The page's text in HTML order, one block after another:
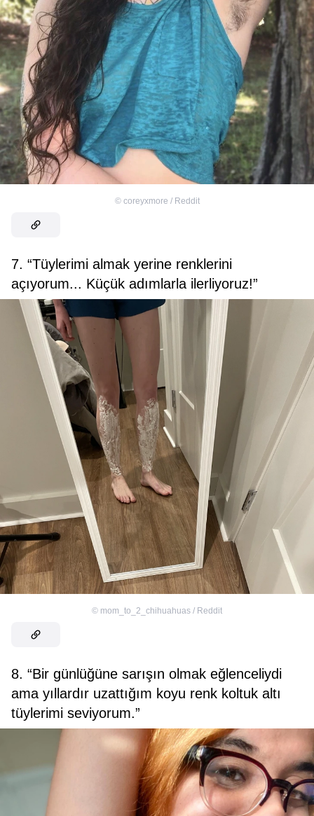
© coreyxmore / Reddit
7. “Tüylerimi almak yerine renklerini
açıyorum... Küçük adımlarla ilerliyoruz!”
© mom_to_2_chihuahuas / Reddit
8. “Bir günlüğüne sarışın olmak eğlenceliydi
ama yıllardır uzattığım koyu renk koltuk altı
tüylerimi seviyorum.”